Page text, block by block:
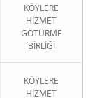
KÖYLERE
HİZMET
GÖTÜRME
BİRLİĞİ
KÖYLERE
HİZMET